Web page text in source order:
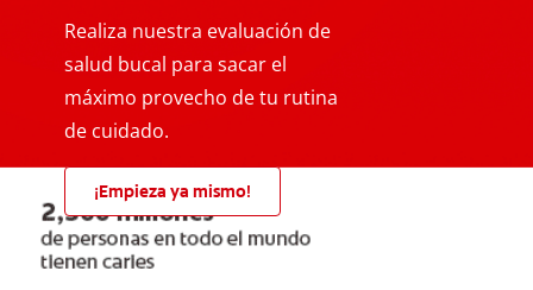
Realiza nuestra evaluación de
salud bucal para sacar el
máximo provecho de tu rutina
de cuidado.
¡Empieza ya mismo!